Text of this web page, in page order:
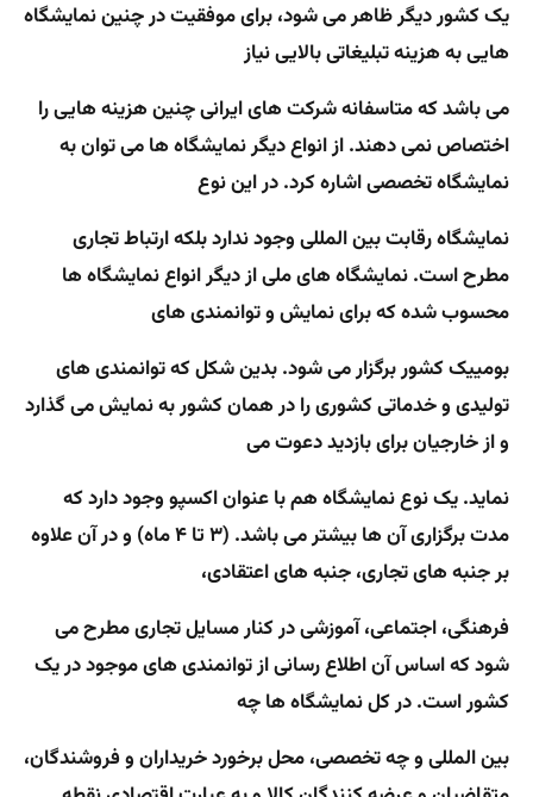
یک کشور دیگر ظاهر می شود، برای موفقیت در چنین نمایشگاه
هایی به هزینه تبلیغاتی بالایی نیاز
می باشد که متاسفانه شرکت های ایرانی چنین هزینه هایی را
اختصاص نمی دهند. از انواع دیگر نمایشگاه ها می توان به
نمایشگاه تخصصی اشاره کرد. در این نوع
نمایشگاه رقابت بین المللی وجود ندارد بلکه ارتباط تجاری
مطرح است. نمایشگاه های ملی از دیگر انواع نمایشگاه ها
محسوب شده که برای نمایش و توانمندی های
بومییک کشور برگزار می شود. بدین شکل که توانمندی های
تولیدی و خدماتی کشوری را در همان کشور به نمایش می گذارد
و از خارجیان برای بازدید دعوت می
نماید. یک نوع نمایشگاه هم با عنوان اکسپو وجود دارد که
مدت برگزاری آن ها بیشتر می باشد. (۳ تا ۴ ماه) و در آن علاوه
بر جنبه های تجاری، جنبه های اعتقادی،
فرهنگی، اجتماعی، آموزشی در کنار مسایل تجاری مطرح می
شود که اساس آن اطلاع رسانی از توانمندی های موجود در یک
کشور است. در کل نمایشگاه ها چه
بین المللی و چه تخصصی، محل برخورد خریداران و فروشندگان،